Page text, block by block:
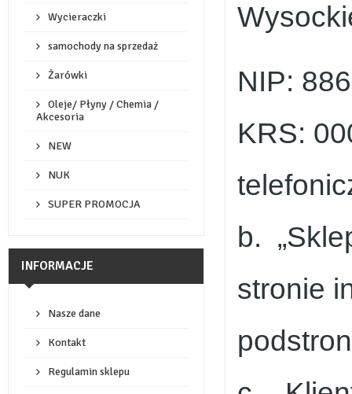
Wycieraczki
samochody na sprzedaż
Żarówki
Oleje/ Płyny / Chemia /
Akcesoria
NEW
NUK
SUPER PROMOCJA
INFORMACJE
Nasze dane
Kontakt
Regulamin sklepu
NIP:
KRS:
b.
stronie